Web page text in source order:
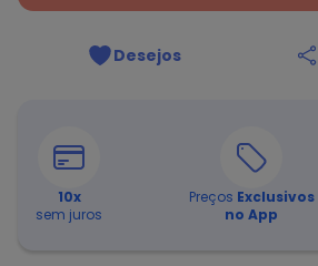
Desejos
10x
sem juros
Preços Exclusivos
no App